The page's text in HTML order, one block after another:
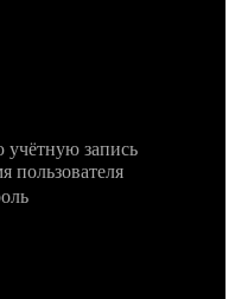
учётную запись
пользователя